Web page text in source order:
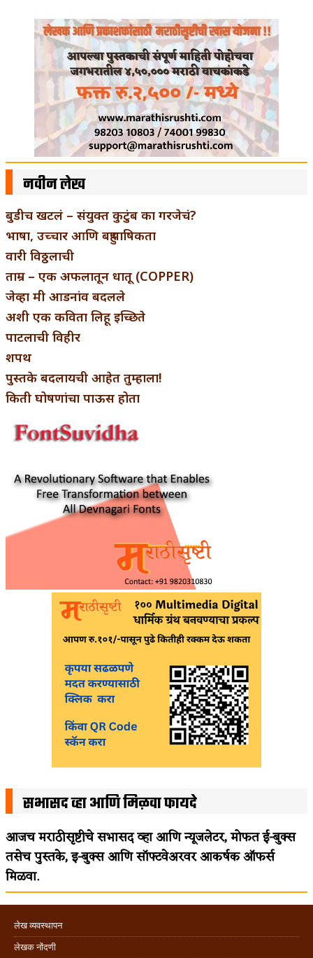
नवीन लेख
बुडीच खटलं – संयुक्त कुटुंब का गरजेचं?
भाषा, उच्चार आणि बहुभाषिकता
वारी विठ्ठलाची
ताम्र – एक अफलातून धातू (COPPER)
जेव्हा मी आडनांव बदलले
अशी एक कविता लिहू इच्छिते
पाटलाची विहीर
शपथ
पुस्तके बदलायची आहेत तुम्हाला!
किती घोषणांचा पाऊस होता
सभासद व्हा आणि मिळवा फायदे
आजच मराठीसृष्टीचे सभासद व्हा आणि न्यूजलेटर, मोफत ई-बुक्स
तसेच पुस्तके, इ-बुक्स आणि सॉफ्टवेअरवर आकर्षक ऑफर्स
मिळवा.
लेख व्यवस्थापन
लेखक नोंदणी